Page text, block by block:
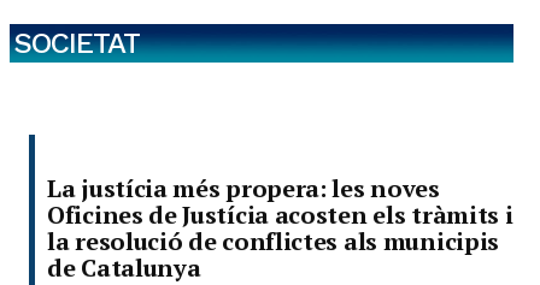
SOCIETAT
La justícia més propera: les noves
Oficines de Justícia acosten els tràmits i
la resolució de conflictes als municipis
de Catalunya